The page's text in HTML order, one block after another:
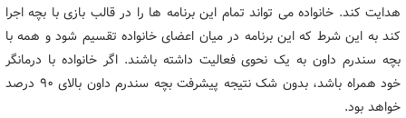
هدایت کند. خانواده می تواند تمام این برنامه ها را در قالب بازی با بچه اجرا
کند به این شرط که این برنامه در میان اعضای خانواده تقسیم شود و همه با
بچه سندرم داون به یک نحوی فعالیت داشته باشند. اگر خانواده با درمانگر
خود همراه باشد، بدون شک نتیجه پیشرفت بچه سندرم داون بالای ۹۰ درصد
خواهد بود.